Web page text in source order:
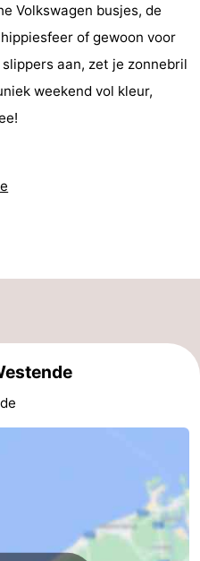
Volkswagen busjes, de
of gewoon voor
aan, zet je zonnebril
weekend vol kleur,